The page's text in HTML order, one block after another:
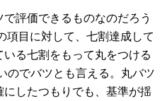
評価できるものなのだろう
項目に対して、七割達成して
る七割をもって丸をつける
のでバツとも言える。丸バツ
したつもりでも、基準が揺